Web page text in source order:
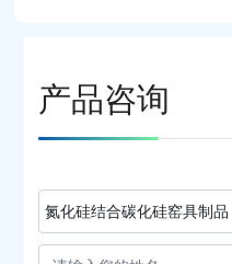
产品咨询
氮化硅结合碳化硅窑具制品